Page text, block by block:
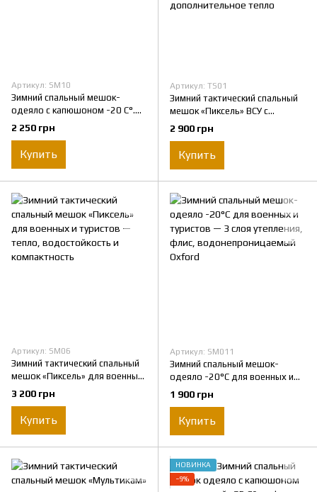
Артикул: SM10
Зимний спальный мешок-
одеяло с капюшоном -20 C°.
Водонепроницаемый, цвет
2 250 грн
Купить
Артикул: TS01
Зимний тактический спальный
мешок «Пиксель» ВСУ с
подогревом до -20°C для
военных и полевых условий —
комфорт и дополнительное
тепло
2 900 грн
Купить
Артикул: SM06
Зимний тактический спальный
мешок «Пиксель» для военных
и туристов — тепло,
водостойкость и
компактность
3 200 грн
Купить
Артикул: SM011
Зимний спальный мешок-
одеяло -20°C для военных и
туристов — 3 слоя утепления,
флис, водонепроницаемый
Oxford
1 900 грн
Купить
НОВИНКА
−9%